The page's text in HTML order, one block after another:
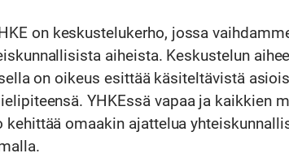
on keskustelukerho, jossa
aiheista. Keskustelun
on oikeus esittää käsiteltävistä
YHKEssä vapaa ja kaikkien
kehittää omaakin ajattelua